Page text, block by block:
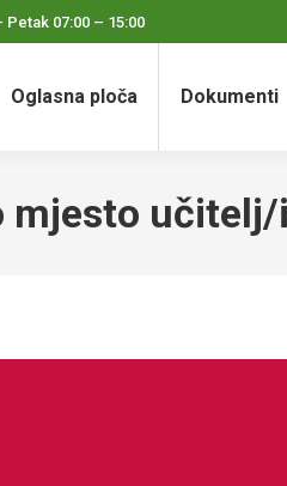
07:00 – 15:00
Oglasna ploča Dokumenti
mjesto